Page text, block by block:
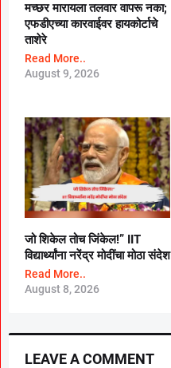
मच्छर मारायला तलवार वापरू नका;
एफडीएच्या कारवाईवर हायकोर्टाचे
ताशेरे
Read More..
August 9, 2026
जो शिकेल तोच जिंकेल!” IIT
विद्यार्थ्यांना नरेंद्र मोदींचा मोठा संदेश
Read More..
August 8, 2026
LEAVE A COMMENT